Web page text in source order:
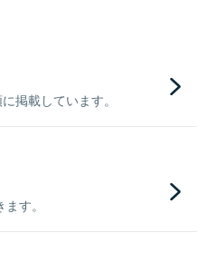
掲載しています。
す。